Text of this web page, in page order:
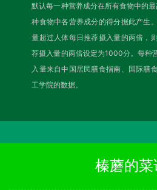
默认每一种营养成分在所有食物中的
种食物中各营养成分的得分据此产生
量超过人体每日推荐摄入量的两倍，
荐摄入量的两倍设定为1000分。每种
入量来自中国居民膳食指南、国际膳
工学院的数据。
榛蘑的菜